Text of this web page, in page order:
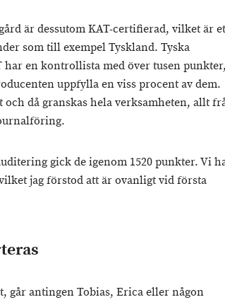
är dessutom KAT-certifierad, vilket är
som till exempel Tyskland. Tyska
en kontrollista med över tusen punkter,
uppfylla en viss procent av dem.
då granskas hela verksamheten, allt
gick de igenom 1520 punkter. Vi
jag förstod att är ovanligt vid första
går antingen Tobias, Erica eller någon